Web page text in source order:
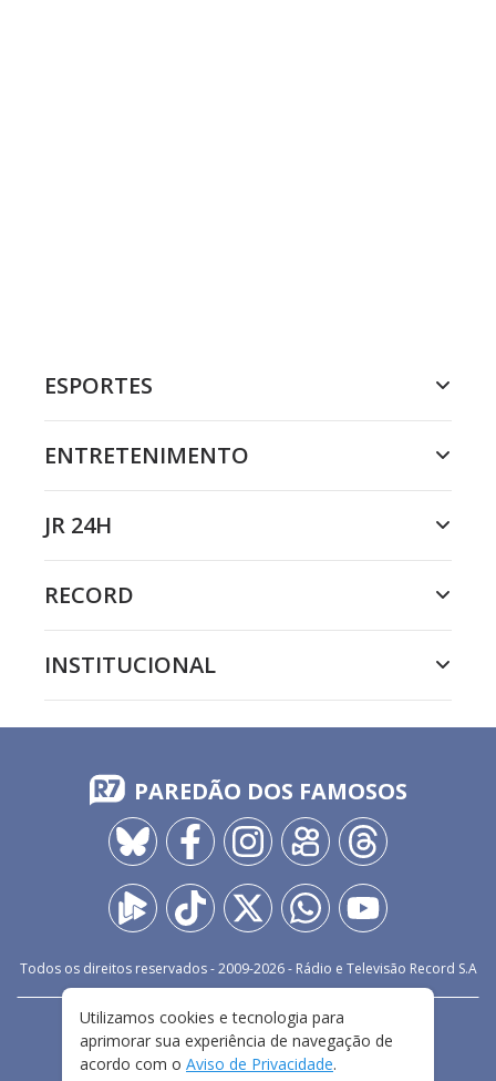
ESPORTES
ENTRETENIMENTO
JR 24H
RECORD
INSTITUCIONAL
PAREDÃO DOS FAMOSOS
Todos os direitos reservados - 2009-2026- Rádio e Televisão Record S.A
FALE CONOSCO
PRIVACIDADE
TERMOS E CONDIÇÕES DE USO
Utilizamos cookies e tecnologia para
aprimorar sua experiência de navegação de
acordo com o Aviso de Privacidade.